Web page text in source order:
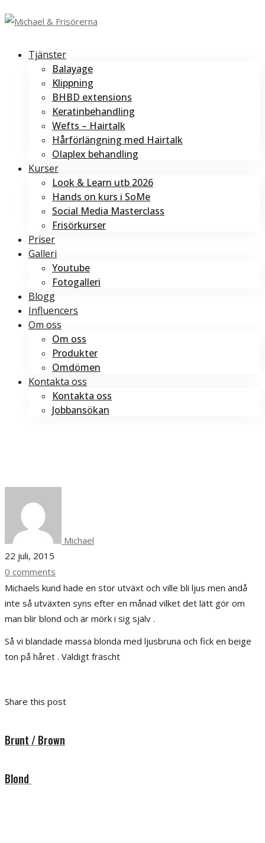
Tjänster
Balayage
Klippning
BHBD extensions
Keratinbehandling
Wefts – Hairtalk
Hårförlängning med Hairtalk
Olaplex behandling
Kurser
Look & Learn utb 2026
Hands on kurs i SoMe
Social Media Masterclass
Frisörkurser
Priser
Galleri
Youtube
Fotogalleri
Blogg
Influencers
Om oss
Om oss
Produkter
Omdömen
Kontakta oss
Kontakta oss
Jobbansökan
Michael
22 juli, 2015
0 comments
Michaels kund hade en stor utväxt och ville bli ljus men ändå
inte så utväxten syns efter en månad vilket det lätt gör om
man blir blond och är mörk i sig själv .
Så vi blandade massa blonda med ljusbruna och fick en beige
ton på håret . Väldigt fräscht
Share this post
Brunt / Brown
Blond